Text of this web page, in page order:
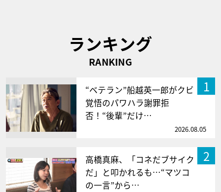
ランキング
RANKING
1
“ベテラン”船越英一郎がクビ
覚悟のパワハラ謝罪拒
否！“後輩”だけ…
2026.08.05
2
高橋真麻、「コネだブサイク
だ」と叩かれるも…“マツコ
の一言”から…